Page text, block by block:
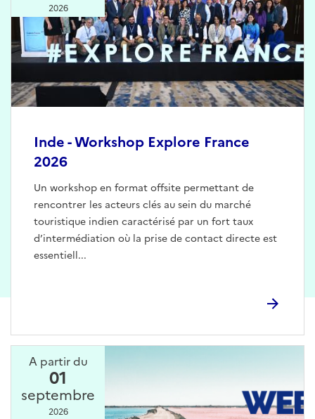
Inde - Workshop Explore France
2026
Un workshop en format offsite permettant de
rencontrer les acteurs clés au sein du marché
touristique indien caractérisé par un fort taux
d’intermédiation où la prise de contact directe est
essentiell...
2026
A partir du
01
septembre
2026